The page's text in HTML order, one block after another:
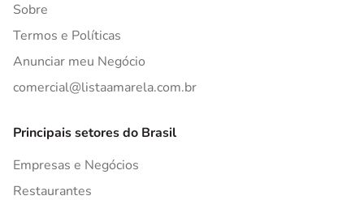
Sobre
Termos e Políticas
Anunciar meu Negócio
comercial@listaamarela.com.br
Principais setores do Brasil
Empresas e Negócios
Restaurantes